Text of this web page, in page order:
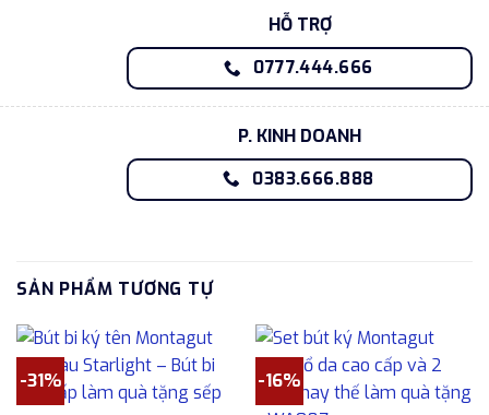
HỖ TRỢ
0777.444.666
P. KINH DOANH
0383.666.888
SẢN PHẨM TƯƠNG TỰ
-31% -16%